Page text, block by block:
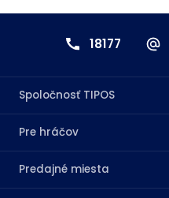
18177
Spoločnosť TIPOS
Pre hráčov
Predajné miesta